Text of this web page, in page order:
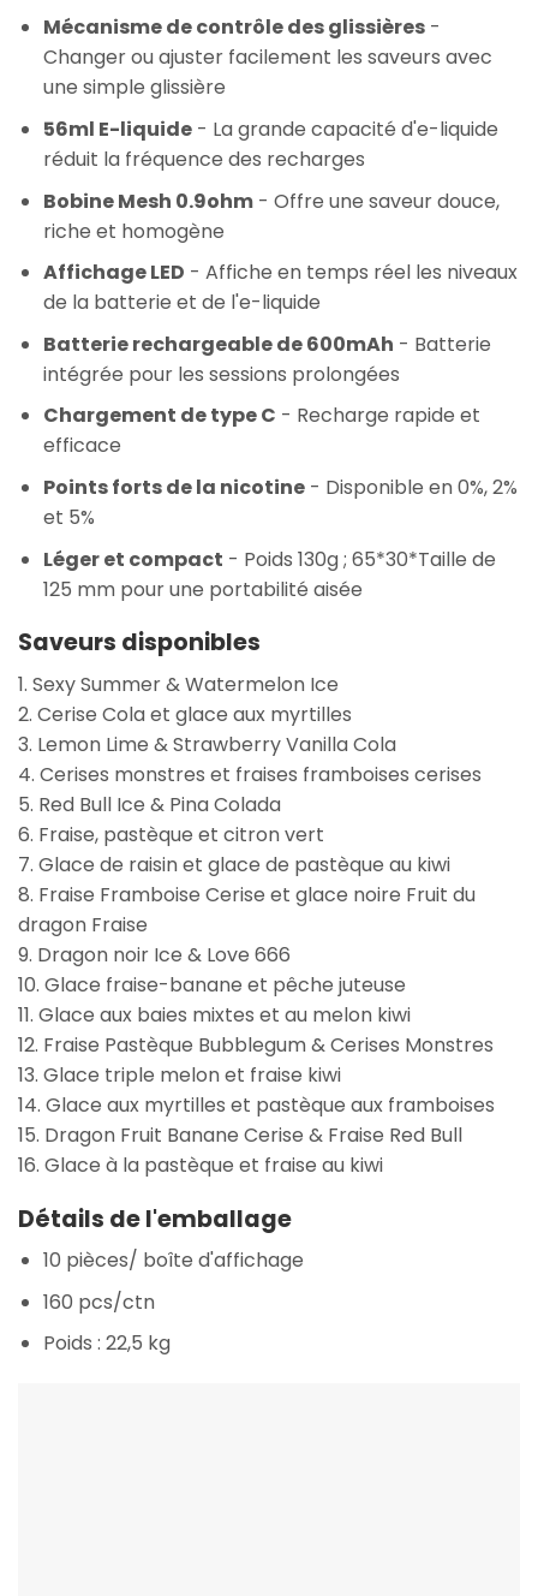
Mécanisme de contrôle des glissières-
Changer ou ajuster facilement les saveurs avec
une simple glissière
56ml E-liquide- La grande capacité d'e-liquide
réduit la fréquence des recharges
Bobine Mesh 0.9ohm- Offre une saveur douce,
riche et homogène
Affichage LED - Affiche en temps réel les niveaux
de la batterie et de l'e-liquide
Batterie rechargeable de 600mAh - Batterie
intégrée pour les sessions prolongées
Chargement de type C - Recharge rapide et
efficace
Points forts de la nicotine- Disponible en 0%, 2%
et 5%
Léger et compact - Poids 130g ; 65*30*Taille de
125 mm pour une portabilité aisée
Saveurs disponibles
1. Sexy Summer & Watermelon Ice
2. Cerise Cola et glace aux myrtilles
3. Lemon Lime & Strawberry Vanilla Cola
4. Cerises monstres et fraises framboises cerises
5. Red Bull Ice & Pina Colada
6. Fraise, pastèque et citron vert
7. Glace de raisin et glace de pastèque au kiwi
8. Fraise Framboise Cerise et glace noire Fruit du
dragon Fraise
9. Dragon noir Ice & Love 666
10. Glace fraise-banane et pêche juteuse
11. Glace aux baies mixtes et au melon kiwi
12. Fraise Pastèque Bubblegum & Cerises Monstres
13. Glace triple melon et fraise kiwi
14. Glace aux myrtilles et pastèque aux framboises
15. Dragon Fruit Banane Cerise & Fraise Red Bull
16. Glace à la pastèque et fraise au kiwi
Détails de l'emballage
10 pièces/ boîte d'affichage
160 pcs/ctn
Poids : 22,5 kg